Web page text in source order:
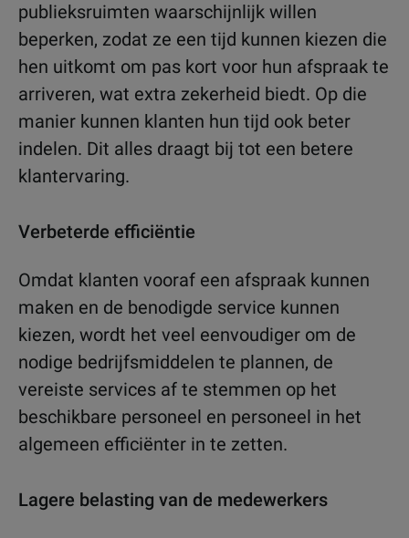
publieksruimten waarschijnlijk willen
beperken, zodat ze een tijd kunnen kiezen die
hen uitkomt om pas kort voor hun afspraak te
arriveren, wat extra zekerheid biedt. Op die
manier kunnen klanten hun tijd ook beter
indelen. Dit alles draagt bij tot een betere
klantervaring.
Verbeterde efficiëntie
Omdat klanten vooraf een afspraak kunnen
maken en de benodigde service kunnen
kiezen, wordt het veel eenvoudiger om de
nodige bedrijfsmiddelen te plannen, de
vereiste services af te stemmen op het
beschikbare personeel en personeel in het
algemeen efficiënter in te zetten.
Lagere belasting van de medewerkers